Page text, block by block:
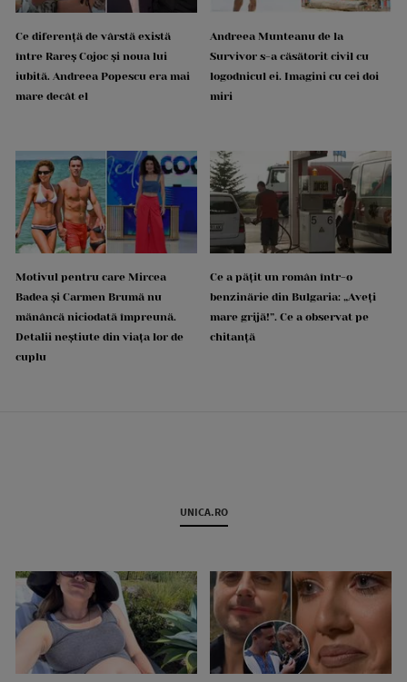
Ce diferență de vârstă există
între Rareș Cojoc și noua lui
iubită. Andreea Popescu era mai
mare decât el
Andreea Munteanu de la
Survivor s-a căsătorit civil cu
logodnicul ei. Imagini cu cei doi
miri
Motivul pentru care Mircea
Badea și Carmen Brumă nu
mănâncă niciodată împreună.
Detalii neștiute din viața lor de
cuplu
Ce a pățit un român într-o
benzinărie din Bulgaria: „Aveți
mare grijă!”. Ce a observat pe
chitanță
UNICA.RO